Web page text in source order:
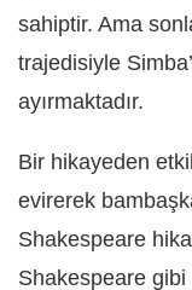
sahiptir. Ama
trajedisiyle
ayırmaktadır.
Bir hikayeden
evirerek
Shakespeare
Shakespeare